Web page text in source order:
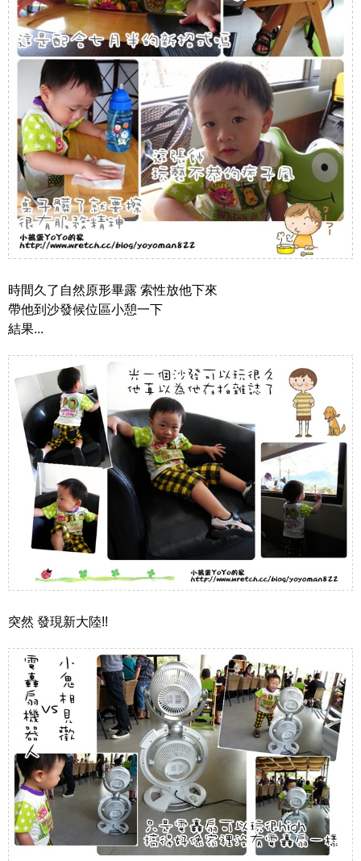
時間久了自然原形畢露 索性放他下來
帶他到沙發候位區小憩一下
結果...
突然 發現新大陸!!